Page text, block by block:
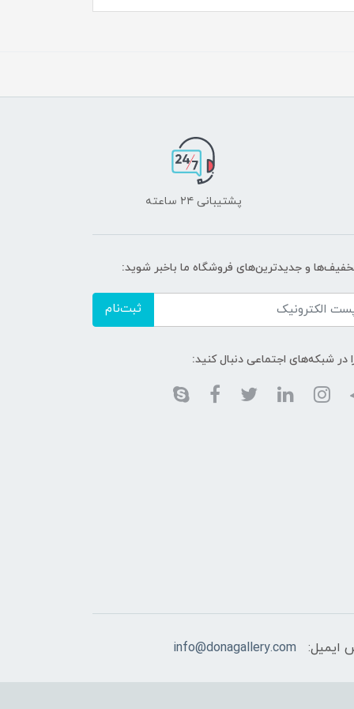
پشتیبانی ۲۴ ساعته
و جدیدترین‌های فروشگاه ما باخبر شوید:
ثبت‌نام
در شبکه‌های اجتماعی دنبال کنید:
ایمیل: info@donagallery.com